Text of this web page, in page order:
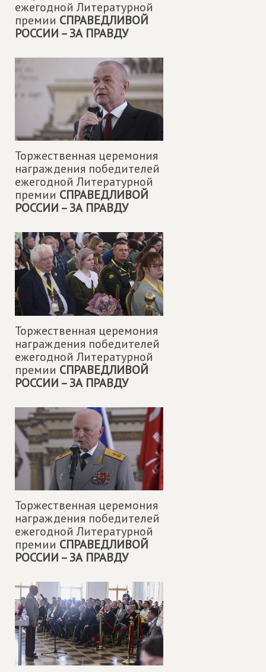
ежегодной Литературной
премии СПРАВЕДЛИВОЙ
РОССИИ – ЗА ПРАВДУ
Торжественная церемония
награждения победителей
ежегодной Литературной
премии СПРАВЕДЛИВОЙ
РОССИИ – ЗА ПРАВДУ
Торжественная церемония
награждения победителей
ежегодной Литературной
премии СПРАВЕДЛИВОЙ
РОССИИ – ЗА ПРАВДУ
Торжественная церемония
награждения победителей
ежегодной Литературной
премии СПРАВЕДЛИВОЙ
РОССИИ – ЗА ПРАВДУ